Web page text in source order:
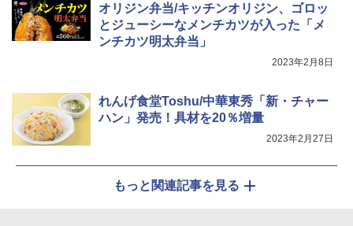
シャープ ウォーターオーブン ヘルシオ
AX-XJ1-B ブラック 30L 2段調理 コンベ
クション トースト機能
オリジン弁当/キッチンオリジン、ゴロッ
とジューシーなメンチカツが入った「メ
ンチカツ明太弁当」
2023年2月8日
れんげ食堂Toshu/中華東秀「新・チャー
ハン」発売！具材を20％増量
2023年2月27日
もっと関連記事を見る